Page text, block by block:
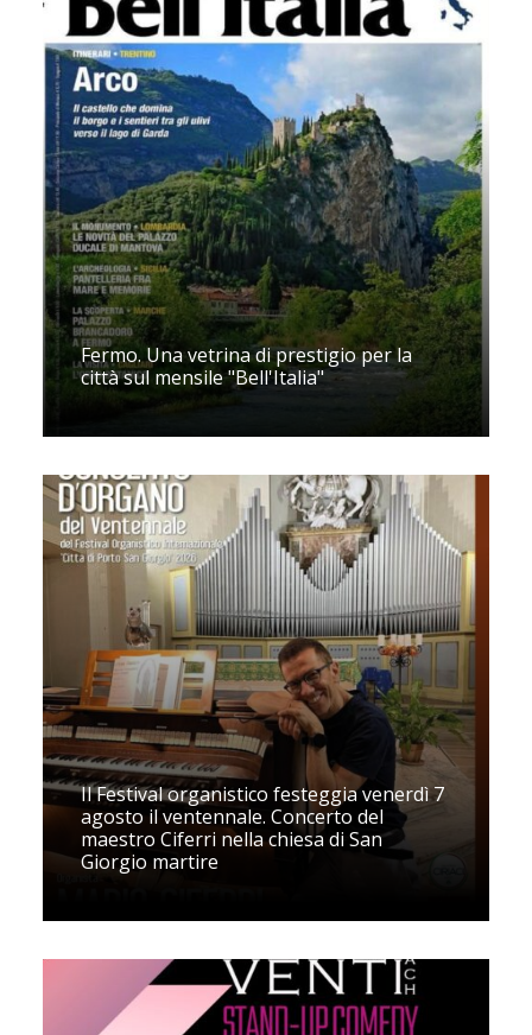
Fermo. Una vetrina di prestigio per la
città sul mensile "Bell'Italia"
Il Festival organistico festeggia venerdì 7
agosto il ventennale. Concerto del
maestro Ciferri nella chiesa di San
Giorgio martire